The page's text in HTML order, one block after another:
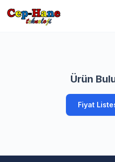
Ürün
Fiyat